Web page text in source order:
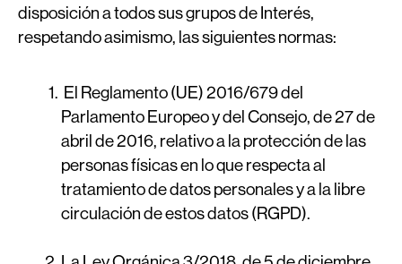
disposición a todos sus grupos de Interés,
respetando asimismo, las siguientes normas:
El Reglamento (UE) 2016/679 del
Parlamento Europeo y del Consejo, de 27 de
abril de 2016, relativo a la protección de las
personas físicas en lo que respecta al
tratamiento de datos personales y a la libre
circulación de estos datos (RGPD).